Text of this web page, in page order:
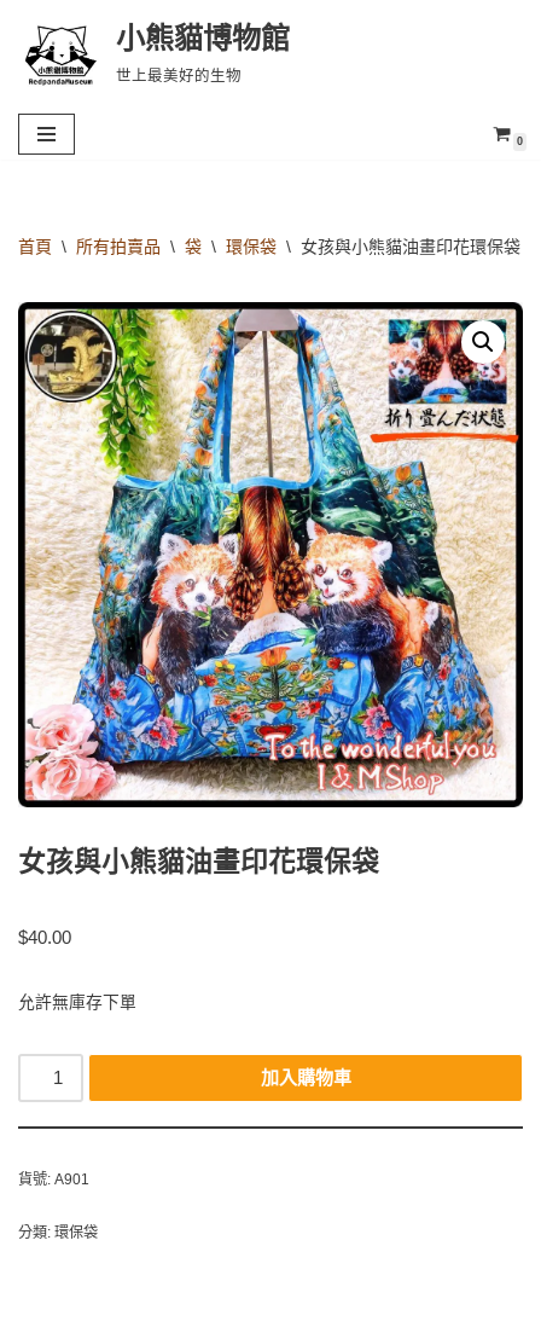
Skip
content
小熊貓博物館
世上最美好的生物
0
首頁 \ 所有拍賣品 \ 袋 \ 環保袋 \ 女孩與小熊貓油畫印花環保袋
女孩與小熊貓油畫印花環保袋
$40.00
允許無庫存下單
加入購物車
貨號: A901
分類: 環保袋